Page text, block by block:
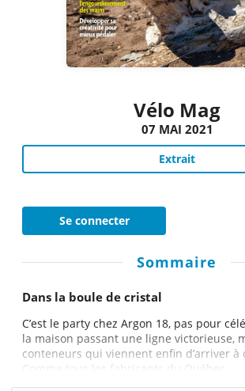
Vélo Mag
07 MAI 2021
Extrait
Se connecter
Sommaire
Dans la boule de cristal
C’est le party chez Argon 18, pas pour
la maison passant une ligne victorieuse,
conteneurs qui viennent enfin d’arriver à
Comme tous les fabricants du Québec...